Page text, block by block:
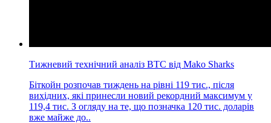
Тижневий технічний аналіз BTC від Mako Sharks
Біткойн розпочав тиждень на рівні 119 тис., після
вихідних, які принесли новий рекордний максимум у
119,4 тис. З огляду на те, що позначка 120 тис. доларів
вже майже до..